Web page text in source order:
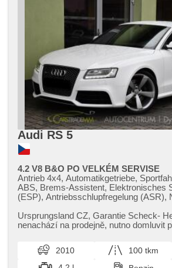
Audi RS 5
4.2 V8 B&O PO VELKÉM SERVISE
Antrieb 4x4, Automatikgetriebe,
ABS, Brems-Assistent, Elektronisches
(ESP), Antriebsschlupfregelung (ASR),
Steifheitsregelung, Servolenkung,
Tempomat, Bi Xenon-Scheinwerfer,
elektronická ruční brzda, Navigation,
přední, parkovací senzory zadní,
Fahrkamera, Lichtsensor, Lenkrad
Ursprungsland CZ,​ Garantie Scheck​-
nenachází na prodejně,​ nutno domluvit
2010 100 tkm